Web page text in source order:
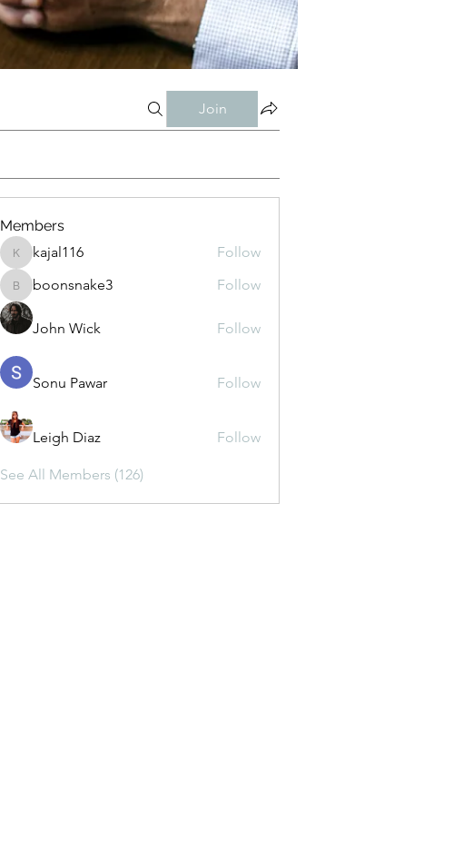
Join
Members
kajal116
kajal116 Follow
boonsnake3
boonsnake3 Follow
John Wick Follow
Sonu Pawar Follow
Leigh Diaz Follow
See All Members (126)